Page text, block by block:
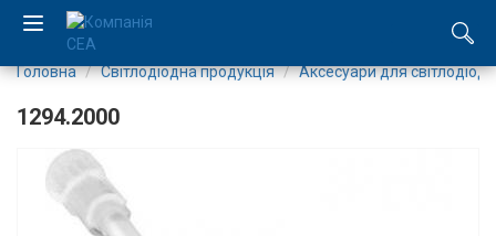
Компанія
Головна Світлодіодна продукція Аксесуари для
1294.2000